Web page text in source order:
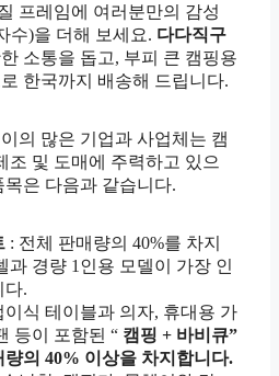
프레임에 여러분만의 감성
수)을 더해 보세요. 다다직구
소통을 돕고, 부피 큰 캠핑용
한국까지 배송해 드립니다.
의 많은 기업과 사업체는 캠
조 및 도매에 주력하고 있으
은 다음과 같습니다.
: 전체 판매량의 40%를 차지
과 경량 1인용 모델이 가장 인
다.
이식 테이블과 의자, 휴대용 가
등이 포함된 “ 캠핑 + 바비큐”
의 40% 이상을 차지합니다.